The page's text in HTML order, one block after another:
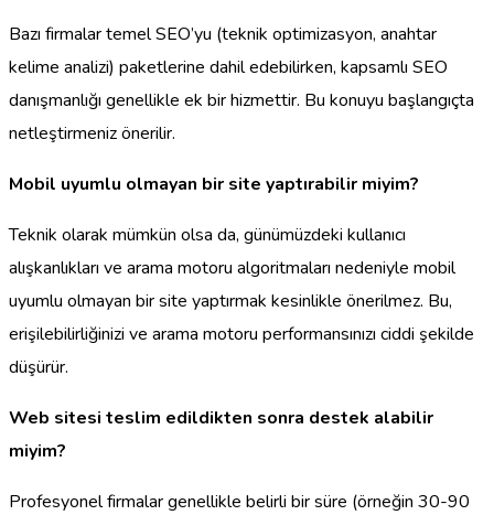
Bazı firmalar temel SEO’yu (teknik optimizasyon, anahtar
kelime analizi) paketlerine dahil edebilirken, kapsamlı SEO
danışmanlığı genellikle ek bir hizmettir. Bu konuyu başlangıçta
netleştirmeniz önerilir.
Mobil uyumlu olmayan bir site yaptırabilir miyim?
Teknik olarak mümkün olsa da, günümüzdeki kullanıcı
alışkanlıkları ve arama motoru algoritmaları nedeniyle mobil
uyumlu olmayan bir site yaptırmak kesinlikle önerilmez. Bu,
erişilebilirliğinizi ve arama motoru performansınızı ciddi şekilde
düşürür.
Web sitesi teslim edildikten sonra destek alabilir
miyim?
Profesyonel firmalar genellikle belirli bir süre (örneğin 30-90